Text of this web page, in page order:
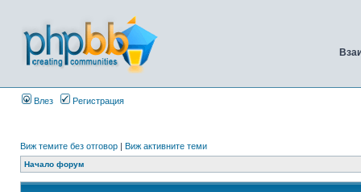
Влез Регистрация
Виж темите без отговор | Виж активните теми
Начало форум